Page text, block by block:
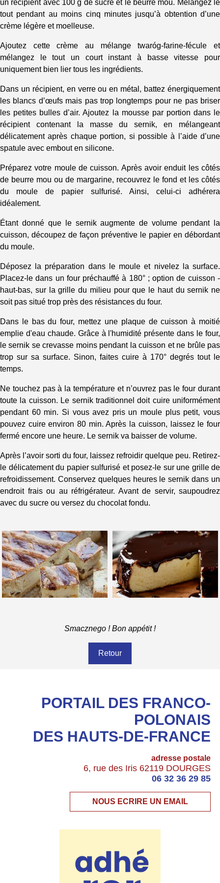
un récipient avec 100 g de sucre et le beurre mou. Mélangez le
tout pendant au moins cinq minutes jusqu’à obtention d’une
crème légère et moelleuse.
Ajoutez cette crème au mélange twaróg-farine-fécule et
mélangez le tout un court instant à basse vitesse pour
uniquement bien lier tous les ingrédients.
Dans un récipient, en verre ou en métal, battez énergiquement
les blancs d’œufs mais pas trop longtemps pour ne pas briser
les petites bulles d’air. Ajoutez la mousse par portion dans le
récipient contenant la masse du sernik, en mélangeant
délicatement après chaque portion, si possible à l’aide d’une
spatule avec embout en silicone.
Préparez votre moule de cuisson. Après avoir enduit les côtés
de beurre mou ou de margarine, recouvrez le fond et les côtés
du moule de papier sulfurisé. Ainsi, celui-ci adhérera
idéalement.
Étant donné que le sernik augmente de volume pendant la
cuisson, découpez de façon préventive le papier en débordant
du moule.
Déposez la préparation dans le moule et nivelez la surface.
Placez-le dans un four préchauffé à 180° ; option de cuisson -
haut-bas, sur la grille du milieu pour que le haut du sernik ne
soit pas situé trop près des résistances du four.
Dans le bas du four, mettez une plaque de cuisson à moitié
emplie d'eau chaude. Grâce à l'humidité présente dans le four,
le sernik se crevasse moins pendant la cuisson et ne brûle pas
trop sur sa surface. Sinon, faites cuire à 170° degrés tout le
temps.
Ne touchez pas à la température et n’ouvrez pas le four durant
toute la cuisson. Le sernik traditionnel doit cuire uniformément
pendant 60 min. Si vous avez pris un moule plus petit, vous
pouvez cuire environ 80 min. Après la cuisson, laissez le four
fermé encore une heure. Le sernik va baisser de volume.
Après l’avoir sorti du four, laissez refroidir quelque peu. Retirez-
le délicatement du papier sulfurisé et posez-le sur une grille de
refroidissement. Conservez quelques heures le sernik dans un
endroit frais ou au réfrigérateur. Avant de servir, saupoudrez
avec du sucre ou versez du chocolat fondu.
Smacznego ! Bon appétit !
Retour
PORTAIL DES FRANCO-
POLONAIS
DES HAUTS-DE-FRANCE
adresse postale
6, rue des Iris 62119 DOURGES
06 32 36 29 85
NOUS ECRIRE UN EMAIL